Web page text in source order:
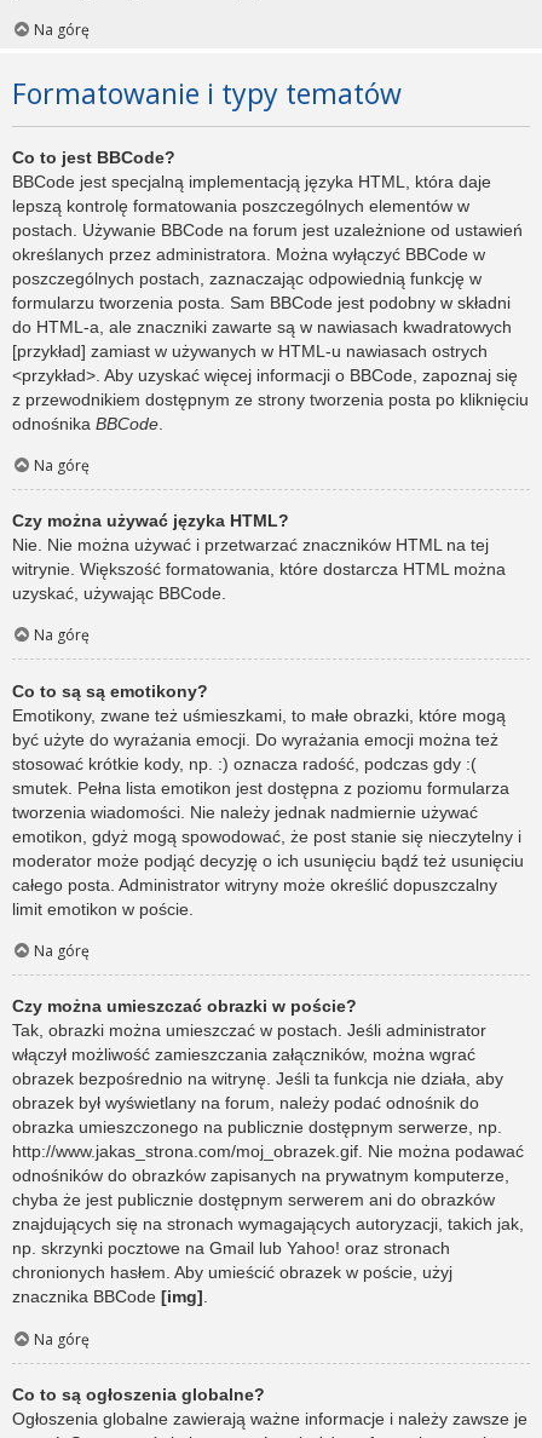
Na górę
Formatowanie i typy tematów
Co to jest BBCode?
BBCode jest specjalną implementacją języka HTML, która daje
lepszą kontrolę formatowania poszczególnych elementów w
postach. Używanie BBCode na forum jest uzależnione od ustawień
określanych przez administratora. Można wyłączyć BBCode w
poszczególnych postach, zaznaczając odpowiednią funkcję w
formularzu tworzenia posta. Sam BBCode jest podobny w składni
do HTML-a, ale znaczniki zawarte są w nawiasach kwadratowych
[przykład] zamiast w używanych w HTML-u nawiasach ostrych
<przykład>. Aby uzyskać więcej informacji o BBCode, zapoznaj się
z przewodnikiem dostępnym ze strony tworzenia posta po kliknięciu
odnośnika BBCode
Na górę
Czy można używać języka HTML?
Nie. Nie można używać i przetwarzać znaczników HTML na tej
witrynie. Większość formatowania, które dostarcza HTML można
uzyskać, używając BBCode.
Na górę
Co to są są emotikony?
Emotikony, zwane też uśmieszkami, to małe obrazki, które mogą
być użyte do wyrażania emocji. Do wyrażania emocji można też
stosować krótkie kody, np. :) oznacza radość, podczas gdy :(
smutek. Pełna lista emotikon jest dostępna z poziomu formularza
tworzenia wiadomości. Nie należy jednak nadmiernie używać
emotikon, gdyż mogą spowodować, że post stanie się nieczytelny i
moderator może podjąć decyzję o ich usunięciu bądź też usunięciu
całego posta. Administrator witryny może określić dopuszczalny
limit emotikon w poście.
Na górę
Czy można umieszczać obrazki w poście?
Tak, obrazki można umieszczać w postach. Jeśli administrator
włączył możliwość zamieszczania załączników, można wgrać
obrazek bezpośrednio na witrynę. Jeśli ta funkcja nie działa, aby
obrazek był wyświetlany na forum, należy podać odnośnik do
obrazka umieszczonego na publicznie dostępnym serwerze, np.
http://www.jakas_strona.com/moj_obrazek.gif. Nie można podawać
odnośników do obrazków zapisanych na prywatnym komputerze,
chyba że jest publicznie dostępnym serwerem ani do obrazków
znajdujących się na stronach wymagających autoryzacji, takich jak,
np. skrzynki pocztowe na Gmail lub Yahoo! oraz stronach
chronionych hasłem. Aby umieścić obrazek w poście, użyj
znacznika BBCode [img].
Na górę
Co to są ogłoszenia globalne?
Ogłoszenia globalne zawierają ważne informacje i należy zawsze je